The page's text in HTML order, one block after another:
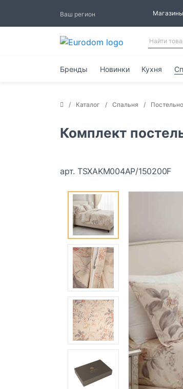
Ваш регион Магазины
Бренды Новинки Кухня
Каталог Спальня
Комплект
арт. TSXAKM004AP/150200F